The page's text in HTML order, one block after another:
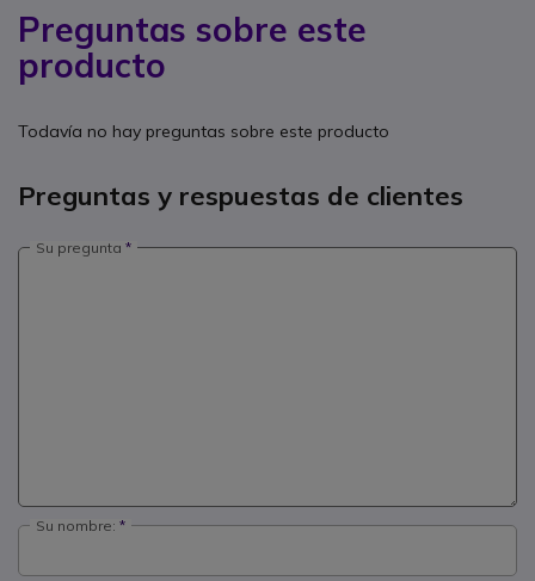
Preguntas sobre este
producto
Todavía no hay preguntas sobre este producto
Preguntas y respuestas de clientes
Su pregunta
Su nombre: